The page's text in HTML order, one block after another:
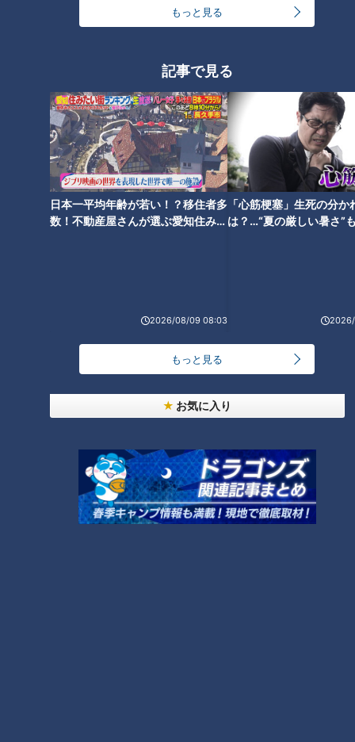
もっと見る
記事で見る
日本一平均年齢が若い！？移住者多
数！不動産屋さんが選ぶ愛知住みた
2026/08/09 08:03
「心筋梗塞」生死の分か
は？…“夏の厳しい暑さ”
もっと見る
お気に入り
Tさんの要望もあり、今回は応急処置として、板で穴をふさ
ぎ、窓より下の部分に壁紙を貼り仕上げていきます。
これ以上壁を傷つけないためにも、子どもたち3人に作業して
それでは作業開始！